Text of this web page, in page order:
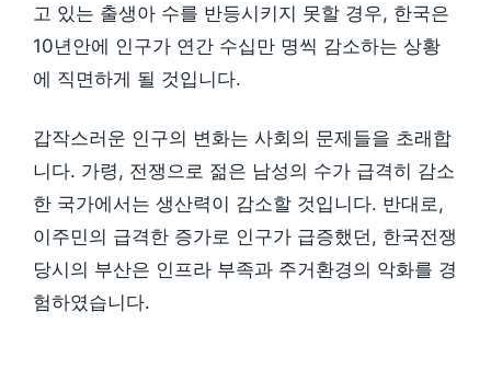
고 있는 출생아 수를 반등시키지 못할 경우, 한국은
10년안에 인구가 연간 수십만 명씩 감소하는 상황
에 직면하게 될 것입니다.
갑작스러운 인구의 변화는 사회의 문제들을 초래합
니다. 가령, 전쟁으로 젊은 남성의 수가 급격히 감소
한 국가에서는 생산력이 감소할 것입니다. 반대로,
이주민의 급격한 증가로 인구가 급증했던, 한국전쟁
당시의 부산은 인프라 부족과 주거환경의 악화를 경
험하였습니다.